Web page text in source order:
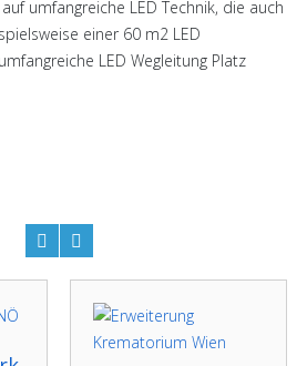
umfangreiche LED Technik, die auch
einer 60 m2 LED
LED Wegleitung Platz